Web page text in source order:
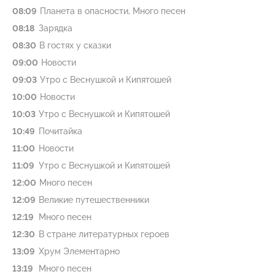
08:09 Планета в опасности, Много песен
08:18 Зарядка
08:30 В гостях у сказки
09:00 Новости
09:03 Утро с Веснушкой и Кипятошей
10:00 Новости
10:03 Утро с Веснушкой и Кипятошей
10:49 Почитайка
11:00 Новости
11:09 Утро с Веснушкой и Кипятошей
12:00 Много песен
12:09 Великие путешественники
12:19
Много песен
12:30 В стране литературных героев
13:09 Хрум Элементарно
13:19
Много песен